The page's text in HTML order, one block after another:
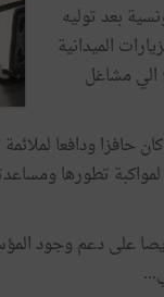
بعد توليه
الميدانية
الي مشاغل
حافزا ودافعا
تطورها
على دعم وجود